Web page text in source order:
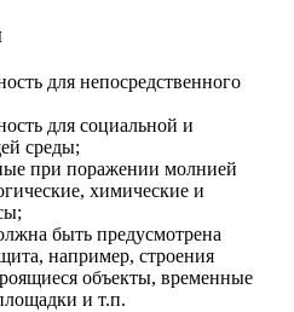
для непосредственного
для социальной и
среды;
при поражении молнией
химические и
быть предусмотрена
например, строения
объекты, временные
и т.п.